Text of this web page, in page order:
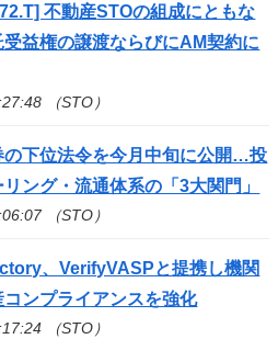
不動産STOの組成にともな
受益権の譲渡ならびにAM契約に
（STO）
の下位法令を今月中旬に公開…投
ング・流通体系の「3大関門」
（STO）
、VerifyVASPと提携し機関
ンプライアンスを強化
（STO）